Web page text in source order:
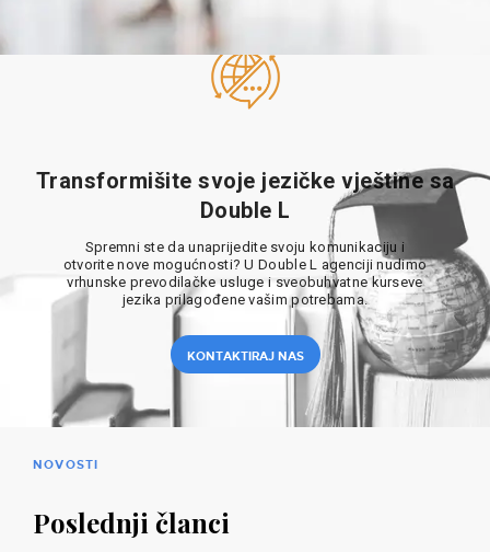
Transformišite svoje jezičke vještine sa
Double L
Spremni ste da unaprijedite svoju komunikaciju i
otvorite nove mogućnosti? U Double L agenciji nudimo
vrhunske prevodilačke usluge i sveobuhvatne kurseve
jezika prilagođene vašim potrebama.
KONTAKTIRAJ NAS
NOVOSTI
Poslednji članci